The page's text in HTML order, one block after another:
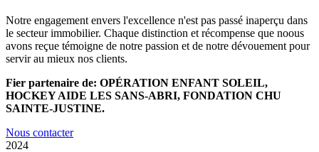
Notre engagement envers l'excellence n'est pas passé inaperçu dans
le secteur immobilier. Chaque distinction et récompense que noous
avons reçue témoigne de notre passion et de notre dévouement pour
servir au mieux nos clients.
Fier partenaire de: OPÉRATION ENFANT SOLEIL,
HOCKEY AIDE LES SANS-ABRI, FONDATION CHU
SAINTE-JUSTINE.
Nous contacter
2024